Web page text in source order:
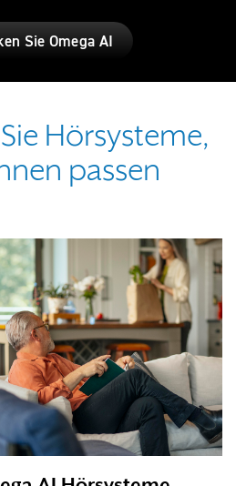
Sie Omega AI
Hörsysteme,
passen